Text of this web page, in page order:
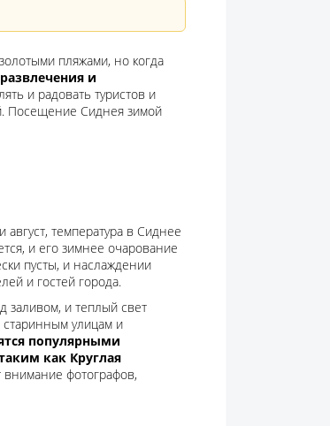
пляжами, но когда
и
и радовать туристов и
Посещение Сиднея зимой
температура в Сиднее
и его зимнее очарование
пусты, и наслаждении
и гостей города.
и теплый свет
улицам и
популярными
как Круглая
внимание фотографов,